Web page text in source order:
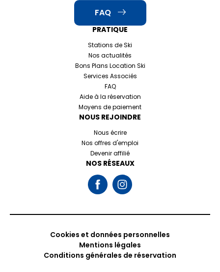
PRATIQUE
Stations de Ski
Nos actualités
Bons Plans Location Ski
Services Associés
FAQ
Aide à la réservation
Moyens de paiement
NOUS REJOINDRE
Nous écrire
Nos offres d'emploi
Devenir affilié
NOS RÉSEAUX
FAQ
Cookies et données personnelles
Mentions légales
Conditions générales de réservation